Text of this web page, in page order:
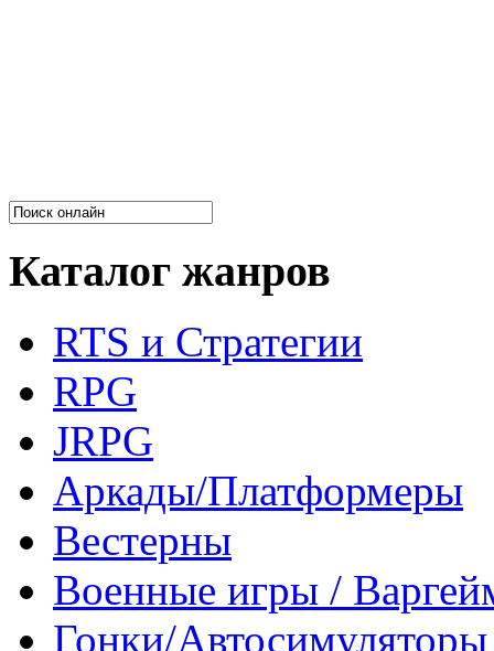
Каталог жанров
RTS и Стратегии
RPG
JRPG
Аркады/Платформеры
Вестерны
Военные игры /
Гонки/Автосимуляторы